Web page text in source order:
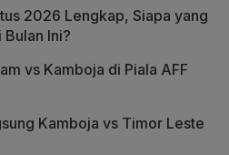
2026 Lengkap, Siapa yang
Ini?
vs Kamboja di Piala AFF
Kamboja vs Timor Leste